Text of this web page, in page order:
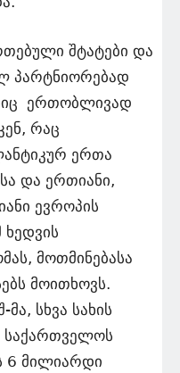
შტატები და
პარტნიორებად
ერთობლივად
რაც
ერთა
და ერთიანი,
ევროპის
ხედვის
მოთმინებასა
მოითხოვს.
სხვა სახის
საქართველოს
6 მილიარდი